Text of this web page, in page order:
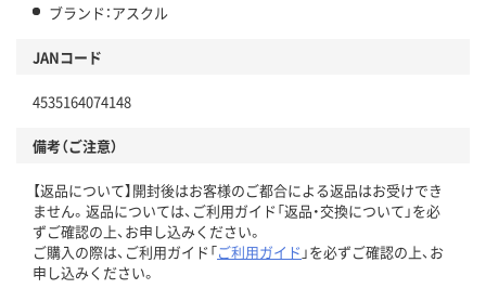
ブランド：アスクル
JANコード
4535164074148
備考（ご注意）
【返品について】開封後はお客様のご都合による返品はお受けでき
ません。返品については、ご利用ガイド「返品・交換について」を必
ずご確認の上、お申し込みください。
ご購入の際は、ご利用ガイド「ご利用ガイド 」を必ずご確認の上、お
申し込みください。